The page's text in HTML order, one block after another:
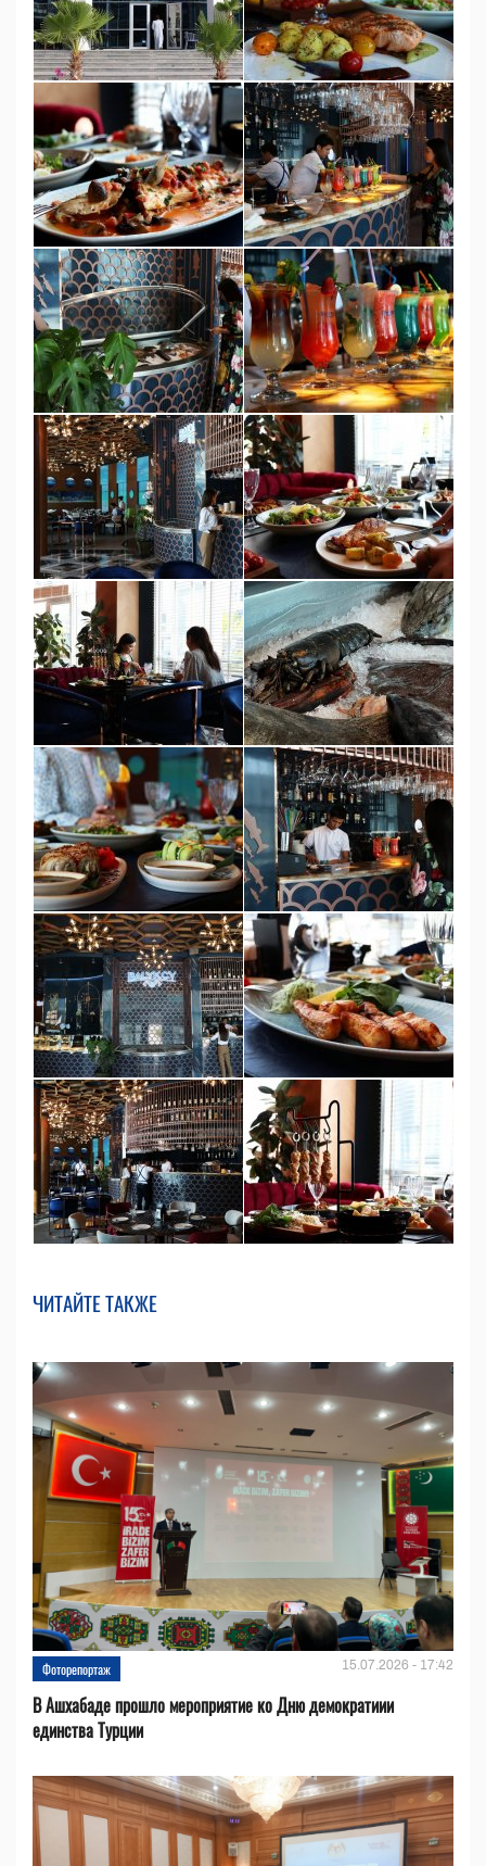
ЧИТАЙТЕ ТАКЖЕ
Фоторепортаж 15.07.2026 - 17:42
В Ашхабаде прошло мероприятие ко Дню демократиии
единства Турции